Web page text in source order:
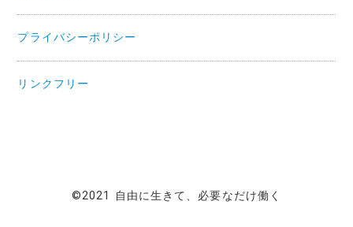
プライバシーポリシー
リンクフリー
©2021 自由に生きて、必要なだけ働く